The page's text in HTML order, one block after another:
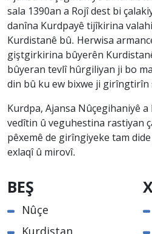
sala 1390an a Rojî dest bi
danîna Kurdpayê tijîkirina
Kurdistanê bû. Herwisa
giştgirkirina bûyerên
bûyeran tevlî hûrgiliyan ji bo
din bû ku ew bixwe ji girîngtirîn
Kurdpa, Ajansa Nûçegihaniyê
vedîtin û veguhestina rastiyan
pêxemê de girîngiyeke tam
exlaqî û mirovî.
BEŞ
Nûçe